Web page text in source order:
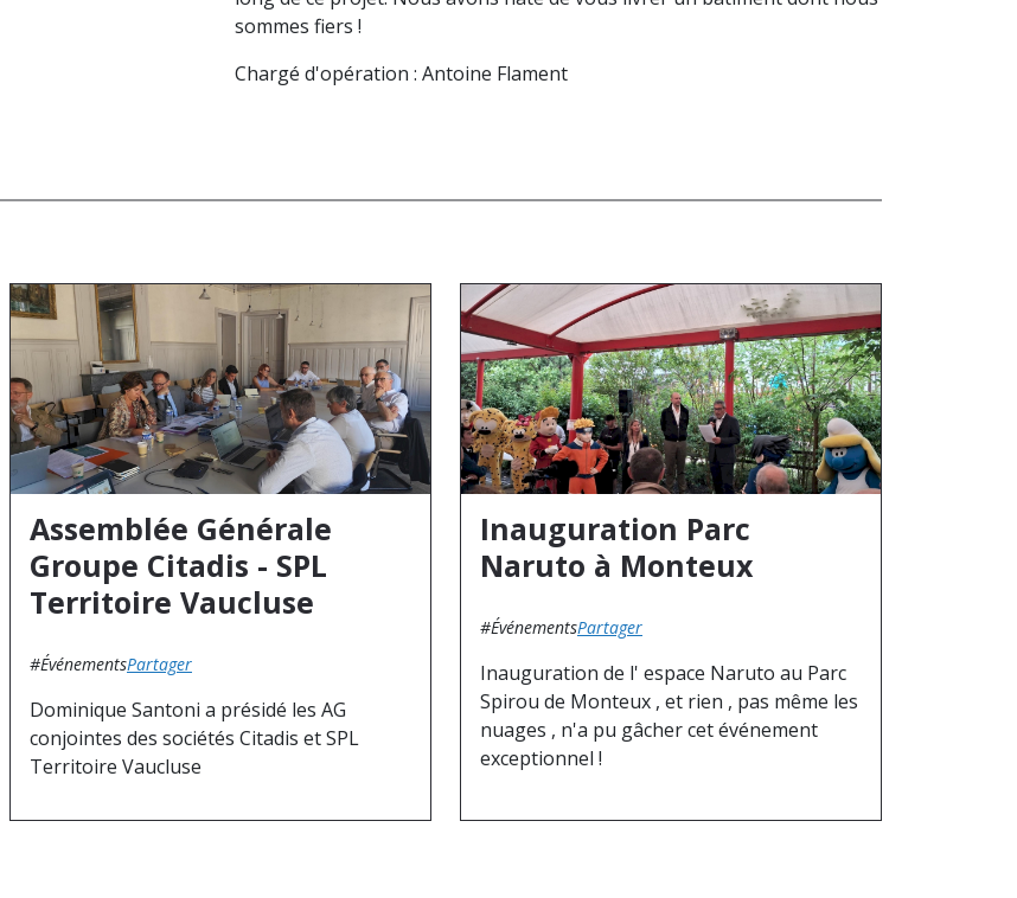
sommes fiers !
Chargé d'opération : Antoine Flament
Assemblée Générale
Groupe Citadis - SPL
Territoire Vaucluse
#ÉvénementsPartager
Dominique Santoni a présidé les AG
conjointes des sociétés Citadis et SPL
Territoire Vaucluse
Inauguration Parc
Naruto à Monteux
#ÉvénementsPartager
Inauguration de l' espace Naruto au Parc
Spirou de Monteux , et rien , pas même les
nuages , n'a pu gâcher cet événement
exceptionnel !